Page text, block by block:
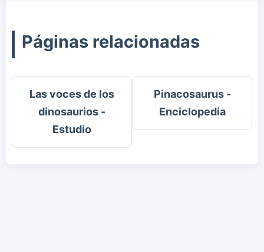
Páginas relacionadas
Las voces de los
dinosaurios -
Estudio
Pinacosaurus -
Enciclopedia